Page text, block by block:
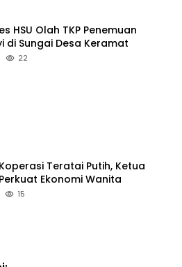
HSU Olah TKP Penemuan
di Sungai Desa Keramat
22
Teratai Putih, Ketua
Perkuat Ekonomi Wanita
15